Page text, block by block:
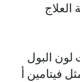
العلاج
لون البول
فيتامين أ